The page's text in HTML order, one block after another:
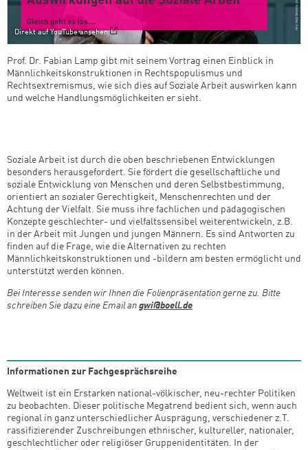
Direkt auf YouTube ansehen
Prof. Dr. Fabian Lamp gibt mit seinem Vortrag einen Einblick in
Männlichkeitskonstruktionen in Rechtspopulismus und
Rechtsextremismus, wie sich dies auf Soziale Arbeit auswirken kann
und welche Handlungsmöglichkeiten er sieht.
Soziale Arbeit ist durch die oben beschriebenen Entwicklungen
besonders herausgefordert. Sie fördert die gesellschaftliche und
soziale Entwicklung von Menschen und deren Selbstbestimmung,
orientiert an sozialer Gerechtigkeit, Menschenrechten und der
Achtung der Vielfalt. Sie muss ihre fachlichen und pädagogischen
Konzepte geschlechter- und vielfaltssensibel weiterentwickeln, z.B.
in der Arbeit mit Jungen und jungen Männern. Es sind Antworten zu
finden auf die Frage, wie die Alternativen zu rechten
Männlichkeitskonstruktionen und -bildern am besten ermöglicht und
unterstützt werden können.
Bei Interesse senden wir Ihnen die Folienpräsentation gerne zu. Bitte
schreiben Sie dazu eine Email an gwi@boell.de
Informationen zur Fachgesprächsreihe
Weltweit ist ein Erstarken national-völkischer, neu-rechter Politiken
zu beobachten. Dieser politische Megatrend bedient sich, wenn auch
regional in ganz unterschiedlicher Ausprägung, verschiedener z.T.
rassifizierender Zuschreibungen ethnischer, kultureller, nationaler,
geschlechtlicher oder religiöser Gruppenidentitäten. In der